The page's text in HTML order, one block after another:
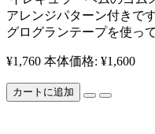
アレンジパターン付きで
グログランテープを使っ
¥1,760 本体価格: ¥1,600
カートに追加